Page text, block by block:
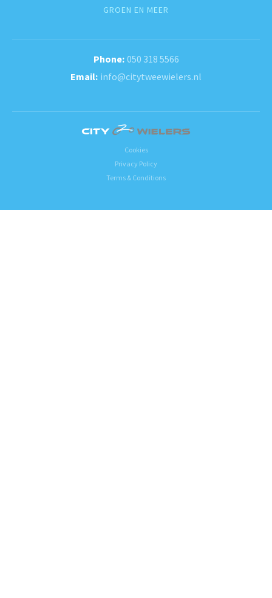
GROEN EN MEER
050 318 5566
info@citytweewielers.nl
Cookies
Privacy Policy
Terms & Conditions